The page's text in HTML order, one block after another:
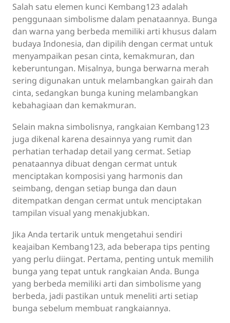
Salah satu elemen kunci Kembang123 adalah
penggunaan simbolisme dalam penataannya. Bunga
dan warna yang berbeda memiliki arti khusus dalam
budaya Indonesia, dan dipilih dengan cermat untuk
menyampaikan pesan cinta, kemakmuran, dan
keberuntungan. Misalnya, bunga berwarna merah
sering digunakan untuk melambangkan gairah dan
cinta, sedangkan bunga kuning melambangkan
kebahagiaan dan kemakmuran.
Selain makna simbolisnya, rangkaian Kembang123
juga dikenal karena desainnya yang rumit dan
perhatian terhadap detail yang cermat. Setiap
penataannya dibuat dengan cermat untuk
menciptakan komposisi yang harmonis dan
seimbang, dengan setiap bunga dan daun
ditempatkan dengan cermat untuk menciptakan
tampilan visual yang menakjubkan.
Jika Anda tertarik untuk mengetahui sendiri
keajaiban Kembang123, ada beberapa tips penting
yang perlu diingat. Pertama, penting untuk memilih
bunga yang tepat untuk rangkaian Anda. Bunga
yang berbeda memiliki arti dan simbolisme yang
berbeda, jadi pastikan untuk meneliti arti setiap
bunga sebelum membuat rangkaiannya.